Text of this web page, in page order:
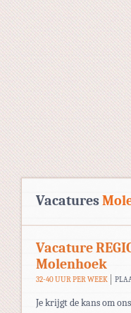
Vacatures
Vacature
Molenhoek
32-40 UUR PER WEEK
Je krijgt de kans om